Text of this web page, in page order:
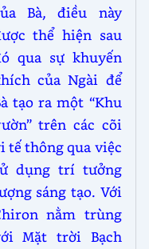
Bà, điều này
thể hiện sau
qua sự khuyến
của Ngài để
tạo ra một “Khu
trên các cõi
tế thông qua việc
dụng trí tưởng
sáng tạo. Với
nằm trùng
Mặt trời Bạch